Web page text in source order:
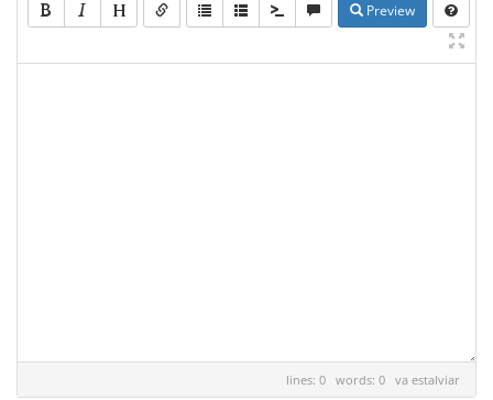
Preview
lines: 0 words: 0 va estalviar